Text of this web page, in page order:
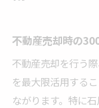
不動産売却時の
不動産売却を行う
を最大限活用する
ながります。特に